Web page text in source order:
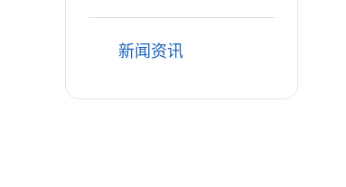
新闻资讯